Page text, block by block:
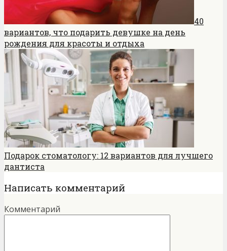
40
вариантов, что подарить девушке на день
рождения для красоты и отдыха
Подарок стоматологу: 12 вариантов для лучшего
дантиста
Написать комментарий
Комментарий